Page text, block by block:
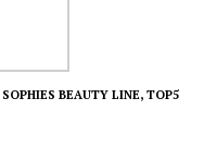
SOPHIES BEAUTY LINE, TOP5